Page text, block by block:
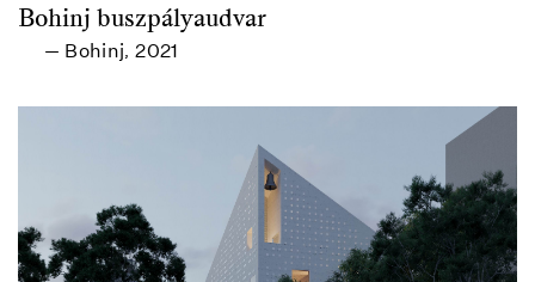
Bohinj buszpályaudvar
— Bohinj, 2021